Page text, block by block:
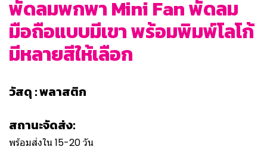
พัดลมพกพา Mini Fan พัดลม
มือถือแบบมีเขา พร้อมพิมพ์โลโก้
มีหลายสีให้เลือก
วัสดุ : พลาสติก
สถานะจัดส่ง:
พร้อมส่งใน 15-20 วัน